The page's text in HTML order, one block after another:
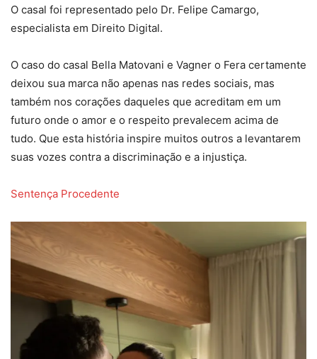
O casal foi representado pelo Dr. Felipe Camargo,
especialista em Direito Digital.
O caso do casal Bella Matovani e Vagner o Fera certamente
deixou sua marca não apenas nas redes sociais, mas
também nos corações daqueles que acreditam em um
futuro onde o amor e o respeito prevalecem acima de
tudo. Que esta história inspire muitos outros a levantarem
suas vozes contra a discriminação e a injustiça.
Sentença Procedente